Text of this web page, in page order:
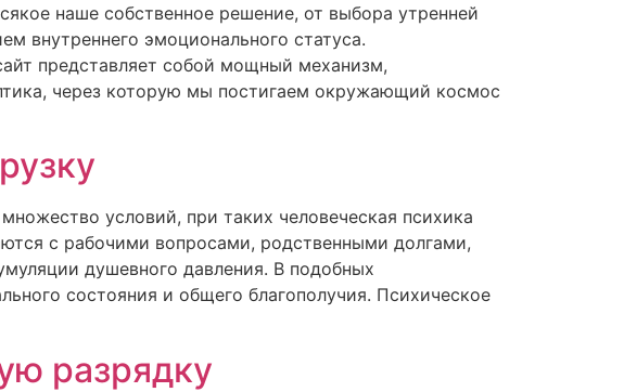
наше собственное решение, от выбора утренней
внутреннего эмоционального статуса.
представляет собой мощный механизм,
через которую мы постигаем окружающий космос
условий, при таких человеческая психика
с рабочими вопросами, родственными долгами,
душевного давления. В подобных
состояния и общего благополучия. Психическое
разрядку